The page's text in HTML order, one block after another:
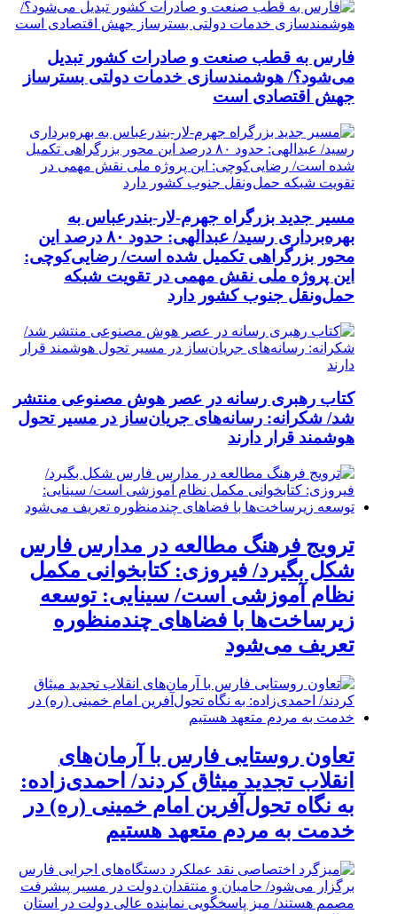
فارس به قطب صنعت و صادرات کشور تبدیل
می‌شود؟/ هوشمندسازی خدمات دولتی بسترساز
جهش اقتصادی است
مسیر جدید بزرگراه جهرم-لار-بندرعباس به
بهره‌برداری رسید/ عبدالهی: حدود ۸۰ درصد این
محور بزرگراهی تکمیل شده است/ رضایی‌کوچی:
این پروژه ملی نقش مهمی در تقویت شبکه
حمل‌ونقل جنوب کشور دارد
کتاب رهبری رسانه در عصر هوش مصنوعی منتشر
شد/ شکرانه: رسانه‌های جریان‌ساز در مسیر تحول
هوشمند قرار دارند
ترویج فرهنگ مطالعه در مدارس فارس
شکل بگیرد/ فیروزی: کتابخوانی مکمل
نظام آموزشی است/ سینایی: توسعه
زیرساخت‌ها با فضاهای چندمنظوره
تعریف می‌شود
تعاون روستایی فارس با آرمان‌های
انقلاب تجدید میثاق کردند/ احمدی‌زاده:
به نگاه تحول‌آفرین امام خمینی (ره) در
خدمت به مردم متعهد هستیم